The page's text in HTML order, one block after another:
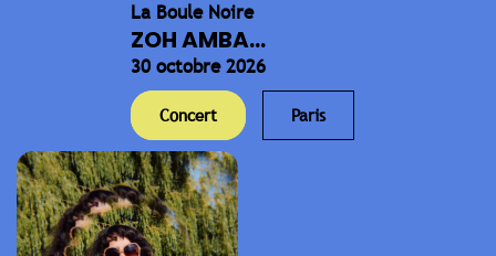
La Boule Noire
ZOH AMBA...
30 octobre 2026
Concert Paris